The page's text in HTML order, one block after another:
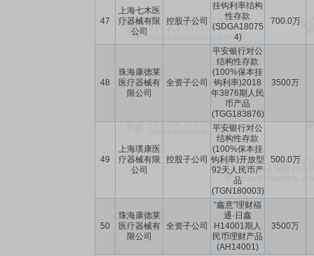
47
上海七木医
疗器械有限
公司
控股子公司
挂钩利率结构
性存款
(SDGA18075
4)
700.0万
48
珠海康德莱
医疗器械有
限公司
全资子公司
平安银行对公
结构性存款
(100%保本挂
钩利率)2018
年3876期人民
币产品
(TGG183876)
3500万
49
上海璞康医
疗器械有限
公司
控股子公司
平安银行对公
结构性存款
(100%保本挂
钩利率)开放型
92天人民币产
品
(TGN180003)
500.0万
50
珠海康德莱
医疗器械有
限公司
全资子公司
“鑫意”理财福
通·日鑫
H14001期人
民币理财产品
(AH14001)
3500万